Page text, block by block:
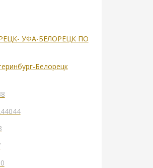
УФА-БЕЛОРЕЦК ПО
Белорецк